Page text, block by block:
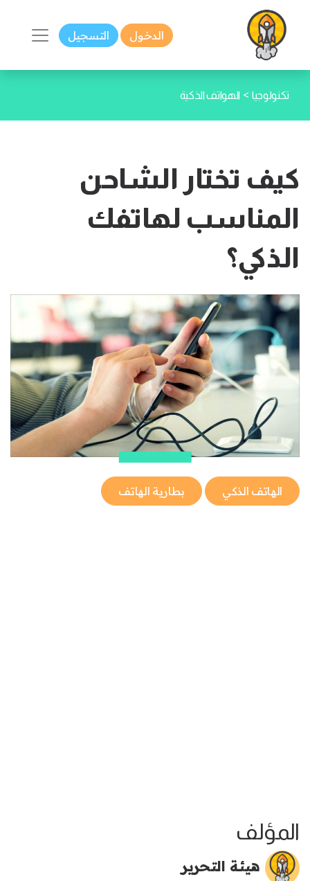
الدخول التسجيل
تكنولوجيا > الهواتف الذكية
كيف تختار الشاحن
المناسب لهاتفك
الذكي؟
الهاتف الذكي بطارية الهاتف
المؤلف
هيئة التحرير